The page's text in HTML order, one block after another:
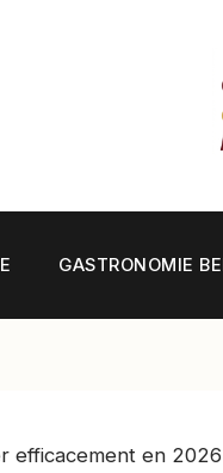
GASTRONOMIE
efficacement en